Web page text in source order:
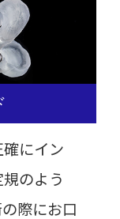
にイン
のよう
際にお口